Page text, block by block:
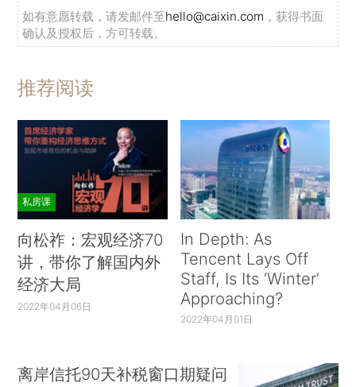
如有意愿转载，请发邮件至hello@caixin.com ，获得书面
确认及授权后，方可转载。
推荐阅读
私房课
向松祚：宏观经济70
讲，带你了解国内外
经济大局
2022年04月06日
In Depth: As
Tencent Lays Off
Staff, Is Its ‘Winter’
Approaching?
2022年04月01日
离岸信托90天补税窗口期疑问